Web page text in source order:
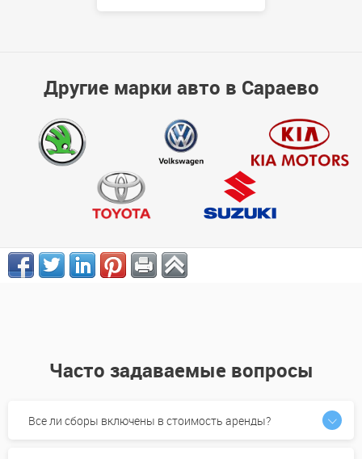
Другие марки авто в Сараево
Часто задаваемые вопросы
Все ли сборы включены в стоимость аренды?